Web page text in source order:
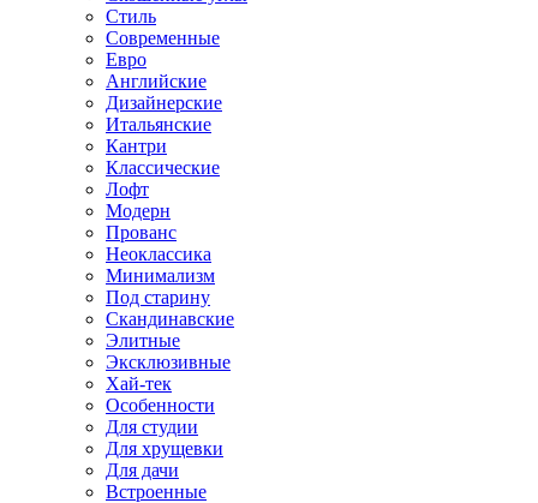
Стиль
Современные
Евро
Английские
Дизайнерские
Итальянские
Кантри
Классические
Лофт
Модерн
Прованс
Неоклассика
Минимализм
Под старину
Скандинавские
Элитные
Эксклюзивные
Хай-тек
Особенности
Для студии
Для хрущевки
Для дачи
Встроенные